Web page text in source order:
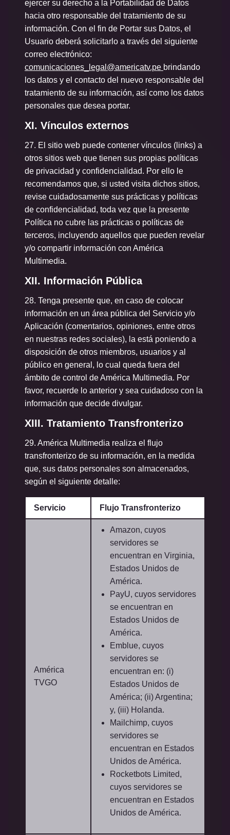
ejercer su derecho a la Portabilidad de Datos
hacia otro responsable del tratamiento de su
información. Con el fin de Portar sus Datos, el
Usuario deberá solicitarlo a través del siguiente
correo electrónico:
comunicaciones_legal@americatv.pe brindando
los datos y el contacto del nuevo responsable del
tratamiento de su información, así como los datos
personales que desea portar.
XI. Vínculos externos
27. El sitio web puede contener vínculos (links) a
otros sitios web que tienen sus propias políticas
de privacidad y confidencialidad. Por ello le
recomendamos que, si usted visita dichos sitios,
revise cuidadosamente sus prácticas y políticas
de confidencialidad, toda vez que la presente
Política no cubre las prácticas o políticas de
terceros, incluyendo aquellos que pueden revelar
y/o compartir información con América
Multimedia.
XII. Información Pública
28. Tenga presente que, en caso de colocar
información en un área pública del Servicio y/o
Aplicación (comentarios, opiniones, entre otros
en nuestras redes sociales), la está poniendo a
disposición de otros miembros, usuarios y al
público en general, lo cual queda fuera del
ámbito de control de América Multimedia. Por
favor, recuerde lo anterior y sea cuidadoso con la
información que decide divulgar.
XIII. Tratamiento Transfronterizo
29. América Multimedia realiza el flujo
transfronterizo de su información, en la medida
que, sus datos personales son almacenados,
según el siguiente detalle:
Servicio Flujo Transfronterizo
América
TVGO
Amazon, cuyos
servidores se
encuentran en Virginia,
Estados Unidos de
América.
PayU, cuyos servidores
se encuentran en
Estados Unidos de
América.
Emblue, cuyos
servidores se
encuentran en: (i)
Estados Unidos de
América; (ii) Argentina;
y, (iii) Holanda.
Mailchimp, cuyos
servidores se
encuentran en Estados
Unidos de América.
Rocketbots Limited,
cuyos servidores se
encuentran en Estados
Unidos de América.